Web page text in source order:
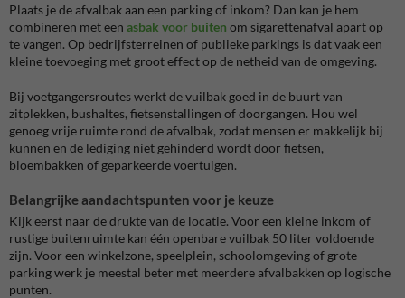
Plaats je de afvalbak aan een parking of inkom? Dan kan je hem
combineren met een asbak voor buiten om sigarettenafval apart op
te vangen. Op bedrijfsterreinen of publieke parkings is dat vaak een
kleine toevoeging met groot effect op de netheid van de omgeving.
Bij voetgangersroutes werkt de vuilbak goed in de buurt van
zitplekken, bushaltes, fietsenstallingen of doorgangen. Hou wel
genoeg vrije ruimte rond de afvalbak, zodat mensen er makkelijk bij
kunnen en de lediging niet gehinderd wordt door fietsen,
bloembakken of geparkeerde voertuigen.
Belangrijke aandachtspunten voor je keuze
Kijk eerst naar de drukte van de locatie. Voor een kleine inkom of
rustige buitenruimte kan één openbare vuilbak 50 liter voldoende
zijn. Voor een winkelzone, speelplein, schoolomgeving of grote
parking werk je meestal beter met meerdere afvalbakken op logische
punten.